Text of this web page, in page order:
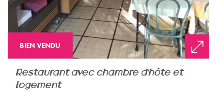
BIEN VENDU
restaurant avec chambre d'hôte et
logement